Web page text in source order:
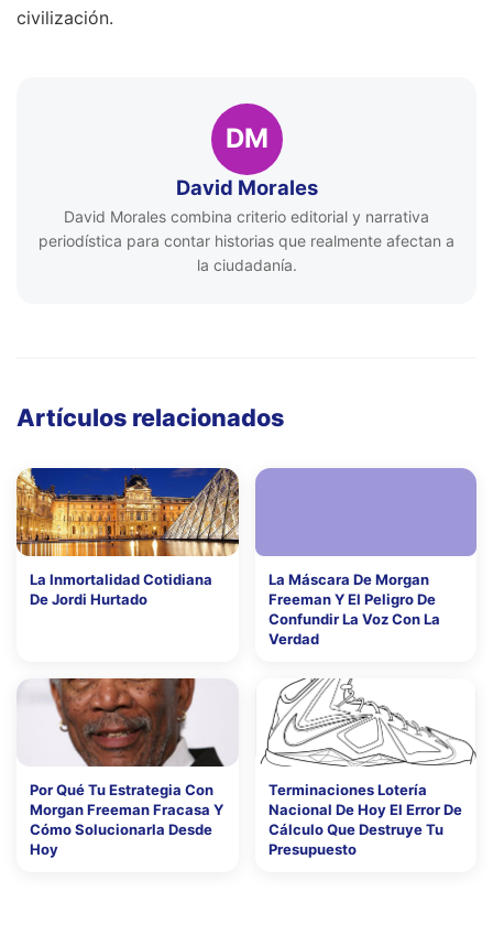
civilización.
DM
David Morales
David Morales combina criterio editorial y narrativa
periodística para contar historias que realmente afectan a
la ciudadanía.
Artículos relacionados
La Inmortalidad Cotidiana
De Jordi Hurtado
La Máscara De Morgan
Freeman Y El Peligro De
Confundir La Voz Con La
Verdad
Por Qué Tu Estrategia Con
Morgan Freeman Fracasa Y
Cómo Solucionarla Desde
Hoy
Terminaciones Lotería
Nacional De Hoy El Error De
Cálculo Que Destruye Tu
Presupuesto